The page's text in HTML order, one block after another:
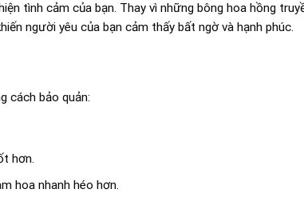
tình cảm của bạn. Thay vì những bông hoa hồng
người yêu của bạn cảm thấy bất ngờ và hạnh phúc.
cách bảo quản:
hơn.
hoa nhanh héo hơn.